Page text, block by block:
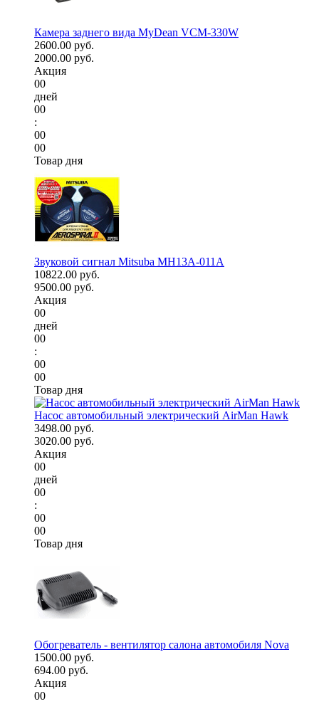
Камера заднего вида MyDean VCM-330W
2600.00 руб.
2000.00 руб.
Акция
00
дней
00
:
00
00
Товар дня
Звуковой сигнал Mitsuba MH13A-011A
10822.00 руб.
9500.00 руб.
Акция
00
дней
00
:
00
00
Товар дня
Насос автомобильный электрический AirMan Hawk
3498.00 руб.
3020.00 руб.
Акция
00
дней
00
:
00
00
Товар дня
Обогреватель - вентилятор салона автомобиля Nova
1500.00 руб.
694.00 руб.
Акция
00